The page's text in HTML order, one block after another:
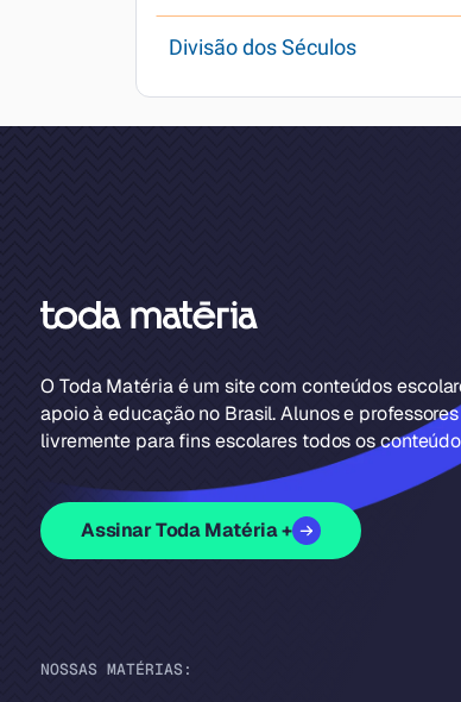
Divisão dos Séculos
O Toda Matéria é um site com conteúdos
apoio à educação no Brasil. Alunos e
livremente para fins escolares todos os
Assinar Toda Matéria +
NOSSAS MATÉRIAS: